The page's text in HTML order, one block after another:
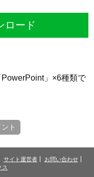
ロード
」×6種類で
ト
サイト運営者
お問い合わせ
ス